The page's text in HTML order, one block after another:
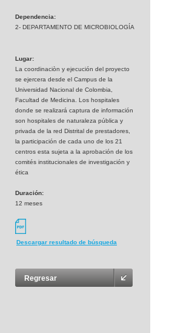
Dependencia:
2- DEPARTAMENTO DE MICROBIOLOGÍA
Lugar:
La coordinaciòn y ejecución del proyecto
se ejercera desde el Campus de la
Universidad Nacional de Colombia,
Facultad de Medicina. Los hospitales
donde se realizará captura de información
son hospitales de naturaleza pública y
privada de la red Distrital de prestadores,
la participación de cada uno de los 21
centros esta sujeta a la aprobación de los
comités institucionales de investigación y
ética
Duración:
12 meses
Descargar resultado de búsqueda
Regresar